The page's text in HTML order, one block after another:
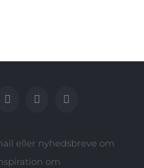
eller nyhedsbreve om
om